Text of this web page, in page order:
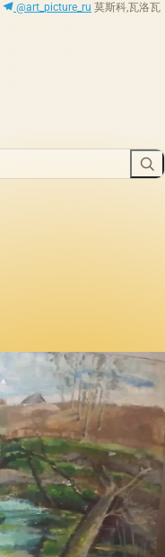
@art_picture_ru 莫斯科,瓦洛瓦